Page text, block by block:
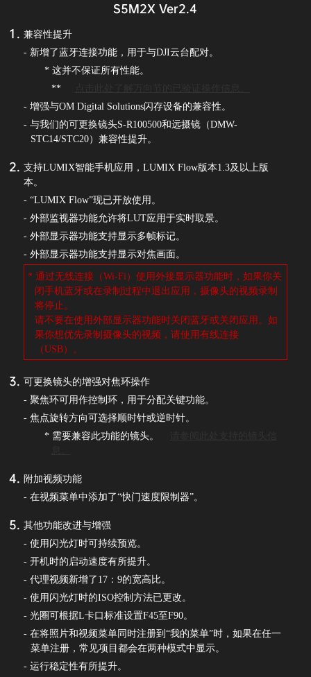
S5M2X Ver2.4
兼容性提升
- 新增了蓝牙连接功能，用于与DJI云台配对。
* 这并不保证所有性能。
**
- 增强与OM Digital Solutions闪存设备的兼容性。
- 与我们的可更换镜头S-R100500和远摄镜（DMW-
STC14/STC20）兼容性提升。
支持LUMIX智能手机应用，LUMIX Flow版本1.3及以上版
本。
- “LUMIX Flow”现已开放使用。
- 外部监视器功能允许将LUT应用于实时取景。
- 外部显示器功能支持显示多帧标记。
- 外部显示器功能支持显示对焦画面。
* 通过无线连接（Wi-Fi）使用外接显示器功能时，如果你关
闭手机蓝牙或在录制过程中退出应用，摄像头的视频录制
将停止。
请不要在使用外部显示器功能时关闭蓝牙或关闭应用。如
果你想优先录制摄像头的视频，请使用有线连接
（USB）。
可更换镜头的增强对焦环操作
- 聚焦环可用作控制环，用于分配关键功能。
- 焦点旋转方向可选择顺时针或逆时针。
* 需要兼容此功能的镜头。
附加视频功能
- 在视频菜单中添加了“快门速度限制器”。
其他功能改进与增强
- 使用闪光灯时可持续预览。
- 开机时的启动速度有所提升。
- 代理视频新增了17：9的宽高比。
- 使用闪光灯时的ISO控制方法已更改。
- 光圈可根据L卡口标准设置F45至F90。
- 在将照片和视频菜单同时注册到“我的菜单”时，如果在任一
菜单注册，常见项目都会在两种模式中显示。
- 运行稳定性有所提升。